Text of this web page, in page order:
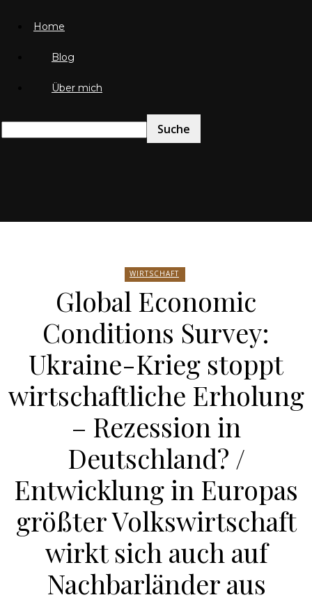
Friedrich
von
Weik
Home
Blog
Über mich
WIRTSCHAFT
Global Economic
Conditions Survey:
Ukraine-Krieg stoppt
wirtschaftliche Erholung
– Rezession in
Deutschland? /
Entwicklung in Europas
größter Volkswirtschaft
wirkt sich auch auf
Nachbarländer aus